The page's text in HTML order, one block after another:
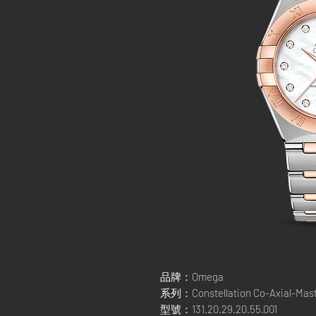
品牌：Omega
系列：Constellation Co-Axial-
型號：131.20.29.20.55.001